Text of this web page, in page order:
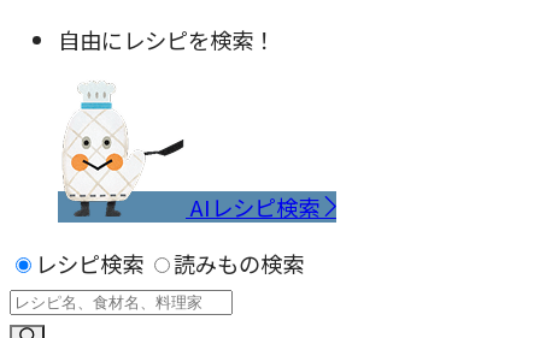
自由にレシピを検索！
AIレシピ検索
レシピ検索
読みもの検索